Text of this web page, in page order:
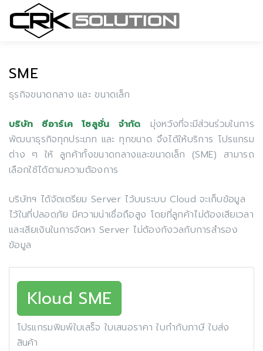
SME
ธุรกิจขนาดกลาง และ ขนาดเล็ก
บริษัท ซีอาร์เค โซลูชั่น จำกัด
มุ่งหวังที่จะมีส่วนร่วมในการ
พัฒนาธุรกิจทุกประเภท และ ทุกขนาด จึงได้ให้บริการ โปรแกรม
ต่าง ๆ ให้ ลูกค้าทั้งขนาดกลางและขนาดเล็ก (SME) สามารถ
เลือกใช้ได้ตามความต้องการ
บริษัทฯ ได้จัดเตรียม Server ไว้บนระบบ Cloud จะเก็บข้อมูล
ไว้ในที่ปลอดภัย มีความน่าเชื่อถือสูง โดยที่ลูกค้าไม่ต้องเสียเวลา
และเสียเงินในการจัดหา Server ไม่ต้องกังวลกับการสำรอง
ข้อมูล
Kloud SME
โปรแกรมพิมพ์ใบเสร็จ ใบเสนอราคา ใบกำกับภาษี ใบส่ง
สินค้า